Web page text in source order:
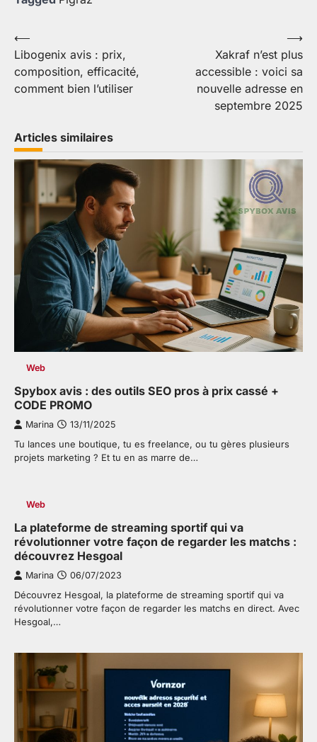
Navigation
de
l’article
⟵
Libogenix avis : prix,
composition, efficacité,
comment bien l’utiliser
Xakraf n’est plus
accessible : voici sa
nouvelle adresse en
septembre 2025
⟶
Articles similaires
Web
Spybox avis : des outils SEO pros à prix cassé +
CODE PROMO
Marina 13/11/2025
Tu lances une boutique, tu es freelance, ou tu gères plusieurs
projets marketing ? Et tu en as marre de…
Web
La plateforme de streaming sportif qui va
révolutionner votre façon de regarder les matchs :
découvrez Hesgoal
Marina 06/07/2023
Découvrez Hesgoal, la plateforme de streaming sportif qui va
révolutionner votre façon de regarder les matchs en direct. Avec
Hesgoal,…